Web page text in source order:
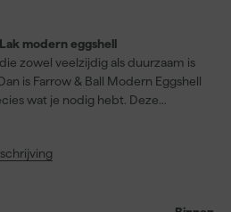
modern eggshell
zowel veelzijdig als duurzaam is
is Farrow & Ball Modern Eggshell
wat je nodig hebt. Deze
afwasbare finishes, en deze
waardoor het net zo